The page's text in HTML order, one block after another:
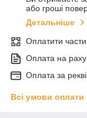
або гроші
Детальніше
Оплатити
Оплата на
Оплата за
Всі умови оплати